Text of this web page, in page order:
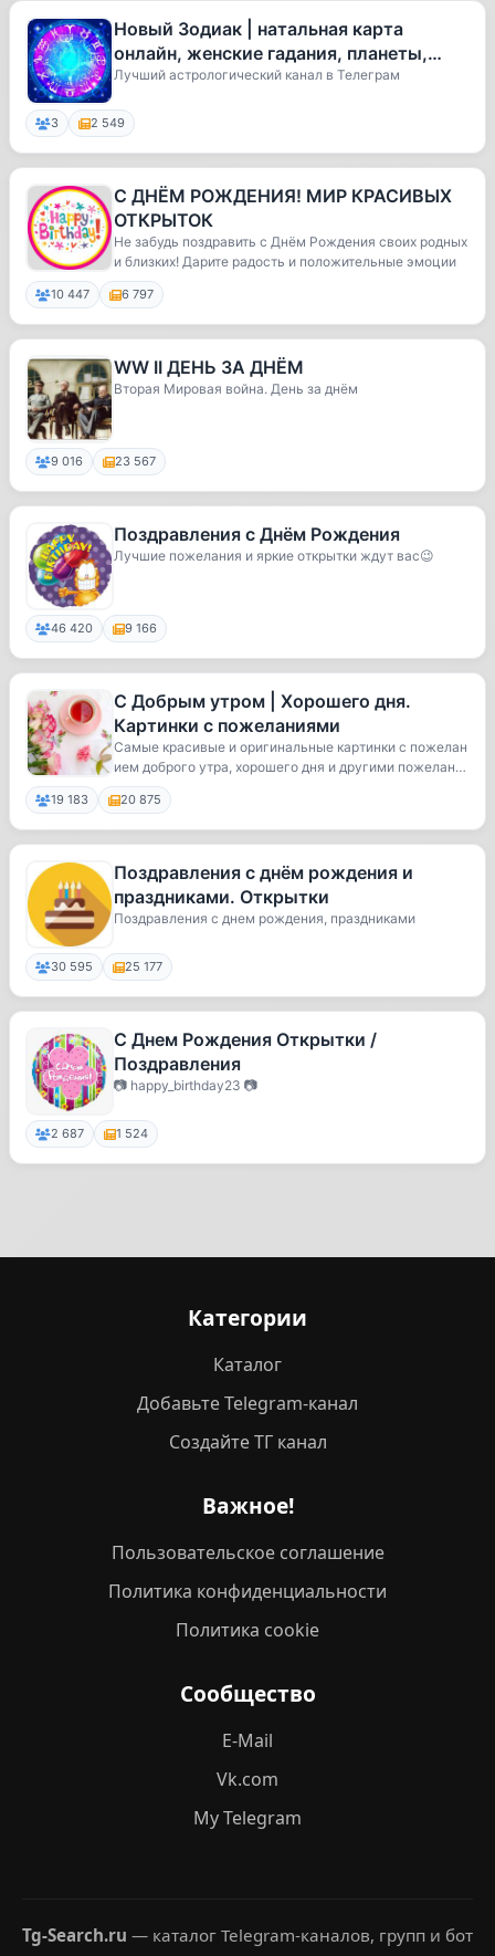
Новый Зодиак | натальная карта
онлайн, женские гадания, планеты,
дата рождения, ведическая астрологи
Лучший астрологический канал в Телеграм
3 2 549
С ДНЁМ РОЖДЕНИЯ! МИР КРАСИВЫХ
ОТКРЫТОК
Не забудь поздравить с Днём Рождения своих родных
и близких! Дарите радость и положительные эмоции
10 447 6 797
WW II ДЕНЬ ЗА ДНЁМ
Вторая Мировая война. День за днём
9 016 23 567
Поздравления с Днём Рождения
Лучшие пожелания и яркие открытки ждут вас😉
46 420 9 166
С Добрым утром | Хорошего дня.
Картинки с пожеланиями
Самые красивые и оригинальные картинки с пожелан
ием доброго утра, хорошего дня и другими пожелан
и...
19 183 20 875
Поздравления с днём рождения и
праздниками. Открытки
Поздравления с днем рождения, праздниками
30 595 25 177
С Днем Рождения Открытки /
Поздравления
📷 happy_birthday23 📷
2 687 1 524
Категории
Каталог
Добавьте Telegram-канал
Создайте ТГ канал
Важное!
Пользовательское соглашение
Политика конфиденциальности
Политика cookie
Сообщество
E-Mail
Vk.com
My Telegram
Tg-Search.ru — каталог Telegram-каналов, групп и бот